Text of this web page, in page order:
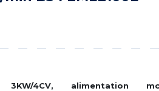
4CV, alimentation